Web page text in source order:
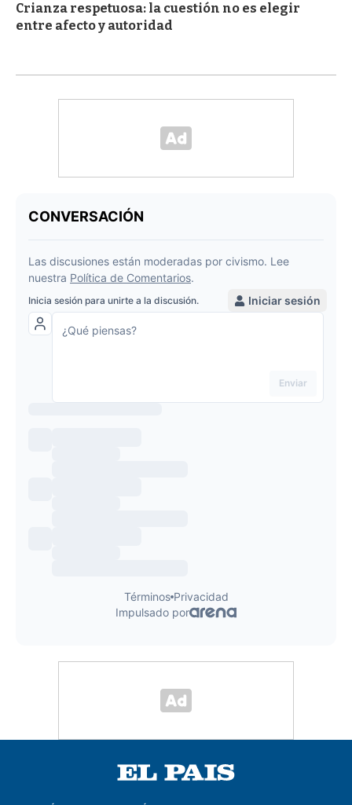
Crianza respetuosa: la cuestión no es elegir
entre afecto y autoridad